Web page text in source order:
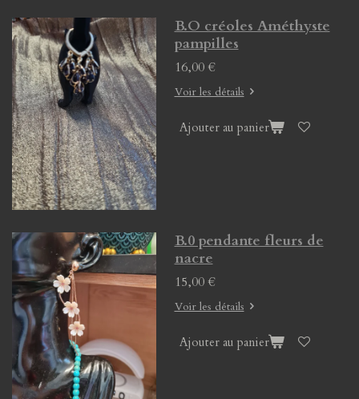
B.O créoles Améthyste
pampilles
16,00 €
Voir les détails
Ajouter au panier
B.0 pendante fleurs de
nacre
15,00 €
Voir les détails
Ajouter au panier